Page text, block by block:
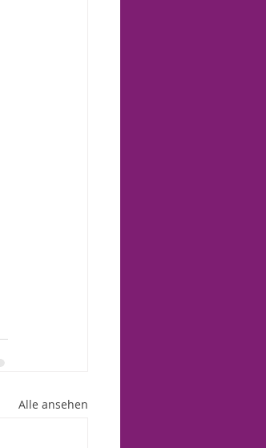
Alle ansehen